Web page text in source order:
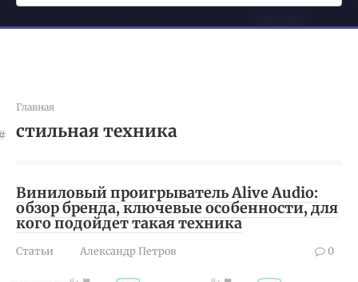
Главная
стильная техника
Виниловый проигрыватель Alive Audio:
обзор бренда, ключевые особенности, для
кого подойдет такая техника
Статьи Александр Петров 0